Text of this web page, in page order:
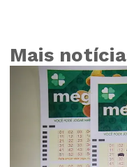
Mais